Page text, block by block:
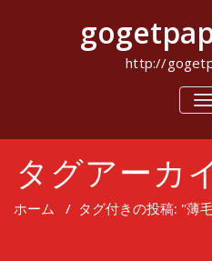
キ
http://
ョ
ン
タグアーカ
ホーム / タグ付きの投稿: "薄